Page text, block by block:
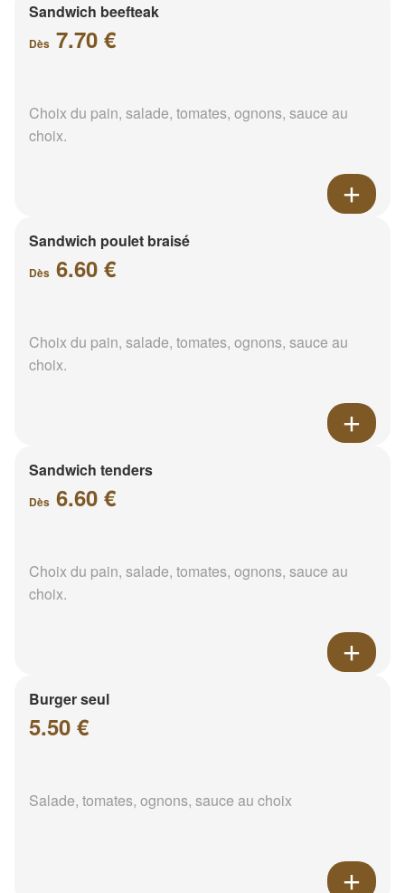
Sandwich beefteak
Dès 7.70 €
Choix du pain, salade, tomates, ognons, sauce au
choix.
Sandwich poulet braisé
Dès 6.60 €
Choix du pain, salade, tomates, ognons, sauce au
choix.
Sandwich tenders
Dès 6.60 €
Choix du pain, salade, tomates, ognons, sauce au
choix.
Burger seul
5.50 €
Salade, tomates, ognons, sauce au choix